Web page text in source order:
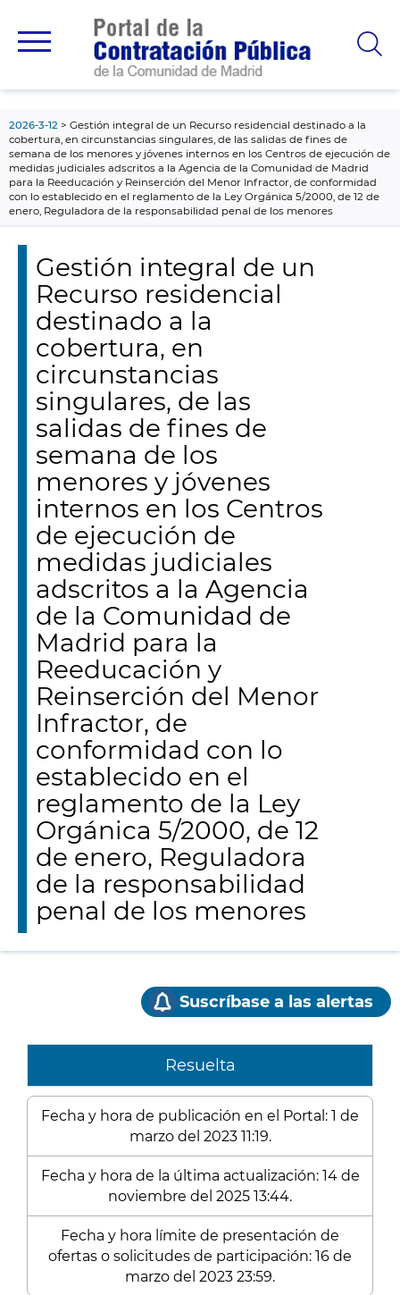
principal
2026-3-12
Gestión integral de un Recurso residencial destinado a la
cobertura, en circunstancias singulares, de las salidas de fines de
semana de los menores y jóvenes internos en los Centros de ejecución de
medidas judiciales adscritos a la Agencia de la Comunidad de Madrid
para la Reeducación y Reinserción del Menor Infractor, de conformidad
con lo establecido en el reglamento de la Ley Orgánica 5/2000, de 12 de
enero, Reguladora de la responsabilidad penal de los menores
Gestión integral de un
Recurso residencial
destinado a la
cobertura, en
circunstancias
singulares, de las
salidas de fines de
semana de los
menores y jóvenes
internos en los Centros
de ejecución de
medidas judiciales
adscritos a la Agencia
de la Comunidad de
Madrid para la
Reeducación y
Reinserción del Menor
Infractor, de
conformidad con lo
establecido en el
reglamento de la Ley
Orgánica 5/2000, de 12
de enero, Reguladora
de la responsabilidad
penal de los menores
Suscríbase a las alertas
Resuelta
Fecha y hora de publicación en el Portal: 1 de
marzo del 2023 11:19.
Fecha y hora de la última actualización: 14 de
noviembre del 2025 13:44.
Fecha y hora límite de presentación de
ofertas o solicitudes de participación: 16 de
marzo del 2023 23:59.